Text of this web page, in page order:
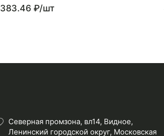
383.46 ₽/шт
Северная промзона, вл14, Видное,
Ленинский городской округ, Московская